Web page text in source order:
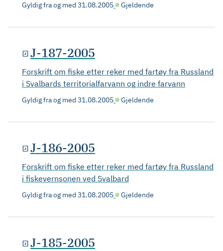
Gyldig fra og med 31.08.2005 Gjeldende
J-187-2005
Forskrift om fiske etter reker med fartøy fra Russland
i Svalbards territorialfarvann og indre farvann
Gyldig fra og med 31.08.2005 Gjeldende
J-186-2005
Forskrift om fiske etter reker med fartøy fra Russland
i fiskevernsonen ved Svalbard
Gyldig fra og med 31.08.2005 Gjeldende
J-185-2005